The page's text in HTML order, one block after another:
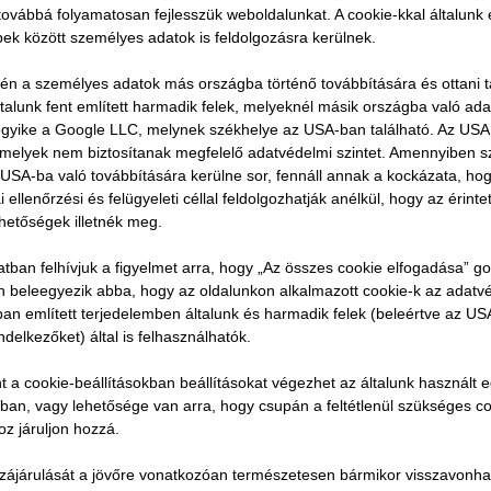
középpontjában a környezeti felelősségvállalás, a
hosszú távon is biztonságos üzemeltetés áll.
a legszigorúbb hazai és európai uniós műszaki,
és hatósági előírásoknak, miközben gazdaságilag is
valósítunk meg.
teljes folyamatát lefedjük a tervezéstől a
folyamatosan fejlesszük weboldalunkat. A cookie-kkal általunk
között személyes adatok is feldolgozásra kerülnek.
a személyes adatok más országba történő továbbítására és ottani
fent említett harmadik felek, melyeknél másik országba való
a Google LLC, melynek székhelye az USA-ban található. Az
nem biztosítanak megfelelő adatvédelmi szintet. Amennyiben
ba való továbbítására kerülne sor, fennáll annak a kockázata,
ellenőrzési és felügyeleti céllal feldolgozhatják anélkül, hogy az
illetnék meg.
felhívjuk a figyelmet arra, hogy „Az összes cookie elfogadása”
beleegyezik abba, hogy az oldalunkon alkalmazott cookie-k az
említett terjedelemben általunk és harmadik felek (beleértve az
által is felhasználhatók.
a cookie-beállításokban beállításokat végezhet az általunk használt
vagy lehetősége van arra, hogy csupán a feltétlenül szükséges
járuljon hozzá.
a jövőre vonatkozóan természetesen bármikor